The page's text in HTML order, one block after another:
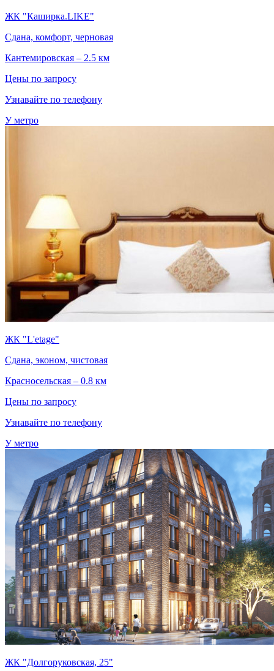
ЖК "Каширка.LIKE"
Сдана, комфорт, черновая
Кантемировская – 2.5 км
Цены по запросу
Узнавайте по телефону
У метро
ЖК "L'etage"
Сдана, эконом, чистовая
Красносельская – 0.8 км
Цены по запросу
Узнавайте по телефону
У метро
ЖК "Долгоруковская, 25"